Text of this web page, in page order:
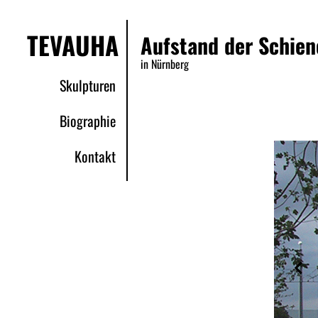
TEVAUHA
Skulpturen
Biographie
Kontakt
Aufstand der
in Nürnberg